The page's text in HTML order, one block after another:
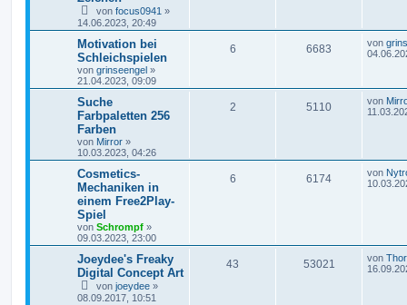
von focus0941 »
14.06.2023, 20:49
Motivation bei
Schleichspielen
von grinseengel »
21.04.2023, 09:09
6 6683 von
Suche
Farbpaletten 256
Farben
von Mirror »
10.03.2023, 04:26
2 5110 von
Cosmetics-
Mechaniken in
einem Free2Play-
Spiel
von Schrompf »
09.03.2023, 23:00
6 6174 von
Joeydee's Freaky
Digital Concept Art
von joeydee »
08.09.2017, 10:51
43 53021 von